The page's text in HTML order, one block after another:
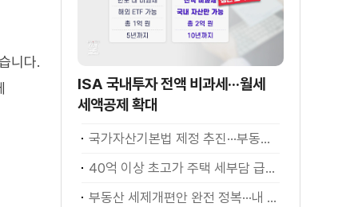
니다.
ISA 국내투자 전액 비과세···월세
세액공제 확대
국가자산기본법 제정 추진···부동산·주식 등 통합 관리
40억 이상 초고가 주택 세부담 급증···실수요자 보호 강화
부동산 세제개편안 완전 정복···내 세금 어떻게 달라지나? [K-정책 사용법]